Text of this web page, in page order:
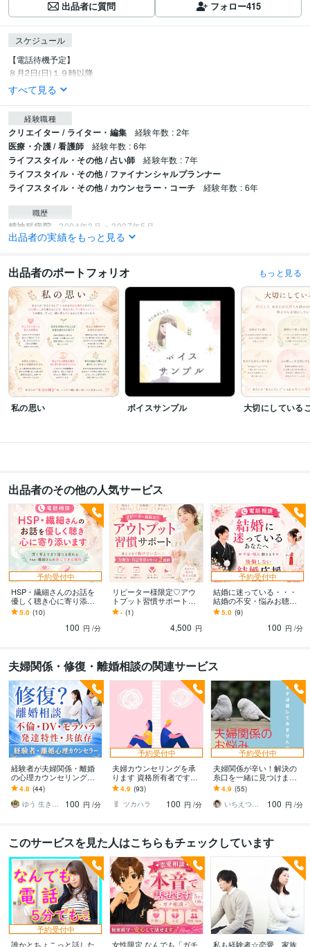
出品者に質問 フォロー415
スケジュール
【電話待機予定】
８月2日(日)１９時以降
すべて見る
経験職種
クリエイター / ライター・編集 経験年数 : 2年
医療・介護 / 看護師 経験年数 : 6年
ライフスタイル・その他 / 占い師 経験年数 : 7年
ライフスタイル・その他 / ファイナンシャルプランナー
ライフスタイル・その他 / カウンセラー・コーチ
経験年数 : 6年
職歴
精神科病院 2004年3月 ~ 2007年5月
高齢者施設 2007年8月 ~ 2010年2月
~ 現在
2024年2月 ~ 現在 2021年3月 ~ 現在
受賞歴
「心理学の仕事　キャリアを考える」様で、心について筆跡
市民の方に向
けた「アンガーマネジメント講座」の講師 「交流分析」の職場研修講師
市民の方に向けた「アンガーマネジメント講座」リクエスト開催 資格のキ
ャリカレカタログに2回掲載
資格・検定
介護福祉士 取得年 : 2001年
社会福祉主事任用資格 取得年 : 2001年
准看護師
アロマコーディネーター 取得年 : 2016年
家族療法カウンセラー 取得年 : 2018年
マインドフルネススペシャリスト 取得年 : 2022年
食品衛生責任者 取得年 : 2024年
オンライン心理カウンセラー 取得年 : 2024年
3級FP技能士 取得年 : 2024年
ビジネス・クリエイティブツール
Word:10年
その他ツール
臼井式 レイキ サード :8年子育てコーチング通信講座終了:8年
アドラー心理学勇気づけセミナー初級終了:8年漢方コーディネーター:7年
心屋風 ミユキーズカウンセリングマスターコース卒業:5年
１級心理カウンセラー:1年
心理カウンセラー資格プロコース終了:1年
アンガーコントロールスペシャリスト:1年
SNSカウンセラー:5年
得意分野
悩み相談・カウンセリング 自分に対する悩み（性格・自己肯定感)
嘔吐恐
怖症・不安・恐怖の悩み
結婚・夫婦関係・モラハラ・価値観の悩み 子育
ての悩み（イヤイヤ期・育児ストレス）
HSP・繊細・敏感体質の悩み 愛
着障害・アダルトチルドレン・共依存 感情整理・感情とのつきあい方 お
金の悩み・家計のストレス
ペットロス
夫婦 ストレス モラハラ 結婚 価値観の違い 繊細 本質 hsp
共依存
子どもの個性と才能を活かす子育て占い お金・お財布鑑定 仕事・適職鑑
定 体質・心の傾向を読み解く健康鑑定
夫婦 親子 モラハラ 子育て 魂の本質 結婚 星の錬金術
財布
健康
学歴
医学技術福祉専門学校 2000年3月 ~ 2002年2月
看護高等専修学校 2002年3月 ~ 2004年2月
出品者の実績をもっと見る
出品者のポートフォリオ もっと見る
私の思い ボイスサンプル 大切にしている
出品者のその他の人気サービス
予約受付中
HSP・繊細さんのお話を
優しく聴き心に寄り添い
ます 深く考えすぎて傷つ
き疲れるhsp・繊細さんの
5.0 (10)
100 円 /分
リピーター様限定♡アウ
トプット習慣サポートし
ます 考えすぎて動けない
方へ♡行動力・自己受容
- (1)
4,500 円
予約受付中
結婚に迷っている・・・
結婚の不安・悩みお聴き
します 後悔しない結婚応
援♡あなたの望む結婚の
形一緒に見つけましょう
5.0 (9)
100 円 /分
夫婦関係・修復・離婚相談の関連サービス
経験者が夫婦関係・離婚
の心理カウンセリングし
ます 修復？離婚？再婚？
人生の岐路に悩むあなた
をサポートします
4.8 (44)
ゆう 生きづらさをひも解き解放します
100 円 /分
予約受付中
夫婦カウンセリングを承
ります 資格所有者ですの
で安心してご相談下さ
い。
4.9 (93)
ツカハラ
100 円 /分
予約受付中
夫婦関係が辛い！解決の
糸口を一緒に見つけます
夫婦関係を修復したいか
解消したいのか一緒に答
えを探しましょう
4.9 (55)
いちえつむぐ☆婚活アドバイス12年
100 円 /分
このサービスを見た人はこちらもチェックしています
予約受付中
誰かとちょこっと話した
女性限定 なんでも「ガチ
私も経験者☆恋愛、家族